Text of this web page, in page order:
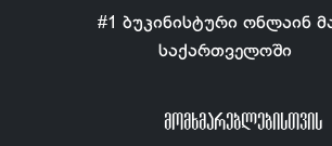
#1 ბუკინისტური ონლაინ
საქართველოში
ᲛᲝᲛᲮᲛᲐᲠᲔᲑᲚᲔᲑᲘᲡᲗᲕᲘᲡ